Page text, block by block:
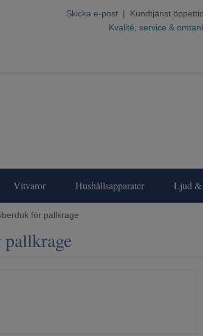
Skicka e-post | Kundtjänst
Kvalité, service &
Vitvaror Hushållsapparater Ljud
för pallkrage